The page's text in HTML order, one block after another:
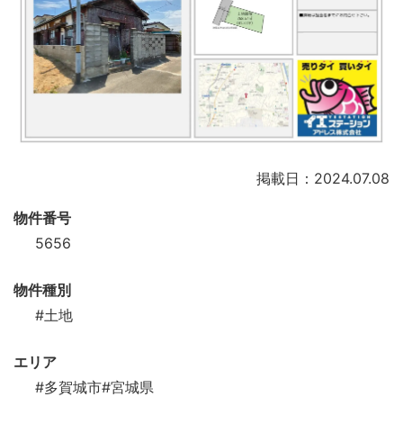
掲載日：2024.07.08
物件番号
5656
物件種別
#土地
エリア
#多賀城市#宮城県